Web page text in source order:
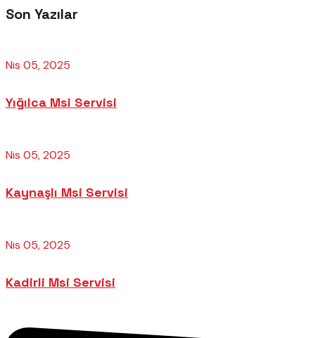
Son Yazılar
Nis 05, 2025
Yığılca Msi Servisi
Nis 05, 2025
Kaynaşlı Msi Servisi
Nis 05, 2025
Kadirli Msi Servisi